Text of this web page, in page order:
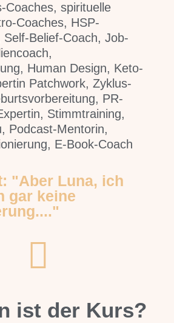
Coaches, spirituelle
Coaches, HSP-
Self-Belief-Coach, Job-
Human Design, Keto-
Patchwork, Zyklus-
PR-
Stimmtraining,
Podcast-Mentorin,
E-Book-Coach
"Aber Luna, ich
gar keine
ist der Kurs?